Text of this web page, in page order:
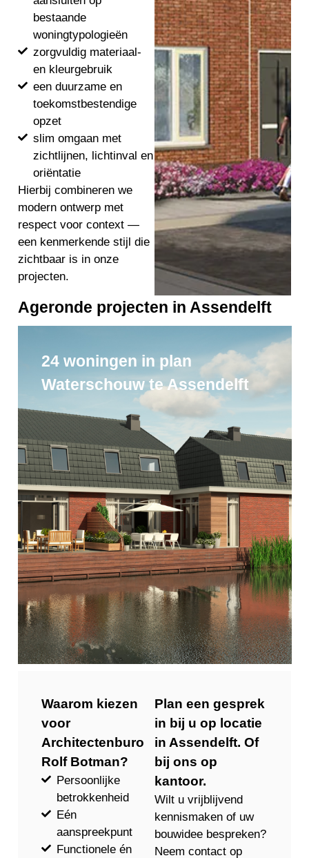
bestaande
woningtypologieën
zorgvuldig materiaal-
en kleurgebruik
een duurzame en
toekomstbestendige
opzet
slim omgaan met
zichtlijnen, lichtinval en
oriëntatie
Hierbij combineren we
modern ontwerp met
respect voor context —
een kenmerkende stijl die
zichtbaar is in onze
projecten.
Ageronde projecten in Assendelft
24 woningen in plan
Waterschouw te Assendelft
Waarom kiezen
voor
Architectenburo
Rolf Botman?
Persoonlijke
betrokkenheid
Eén
aanspreekpunt
Functionele én
Plan een gesprek
in bij u op locatie
in Assendelft. Of
bij ons op
kantoor.
Wilt u vrijblijvend
kennismaken of uw
bouwidee bespreken?
Neem contact op